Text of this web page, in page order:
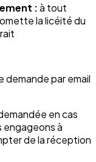
:à tout
la licéité du
demande par email
en cas
à
de la réception